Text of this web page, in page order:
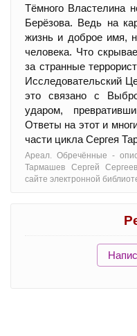
Тёмного Властелина
Берёзова. Ведь на
жизнь и доброе имя,
человека. Что
за странные
Исследовательский
это связано с
ударом,
Ответы на этот и
части цикла Сергея
Ареал. Обречённые -
Тармашев Сергей
сайте электронной